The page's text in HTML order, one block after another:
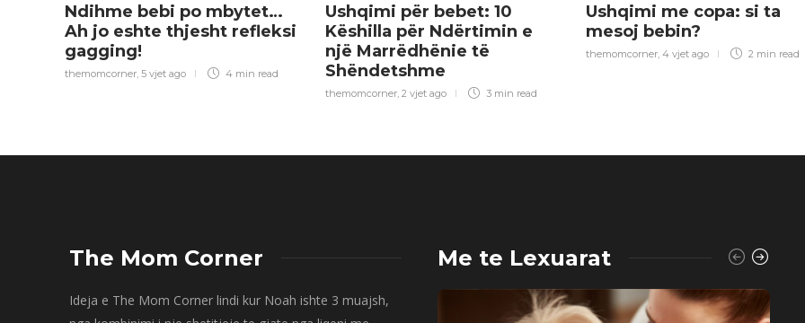
Ndihme bebi po mbytet…
Ah jo eshte thjesht refleksi
gagging!
themomcorner 5 vjet ago 4 min read
Ushqimi për bebet: 10
Këshilla për Ndërtimin e
një Marrëdhënie të
Shëndetshme
themomcorner 2 vjet ago 3 min read
Ushqimi me copa: si ta
mesoj bebin?
themomcorner 4 vjet ago 2 min read
The Mom Corner
Ideja e The Mom Corner lindi kur Noah ishte 3 muajsh,
Me te Lexuarat